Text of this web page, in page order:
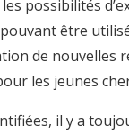
possibilités
être
de nouvelles
les jeunes
il y a